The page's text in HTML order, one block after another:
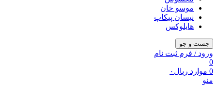
موسو خان
نیسان پیکاپ
هایلوکس
جست و جو
ورود / فرم ثبت نام
0
0 موارد ریال ۰
منو